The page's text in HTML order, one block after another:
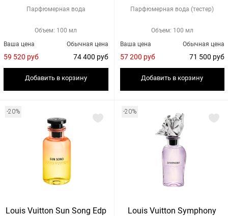
Парфюмерная вода
Объем: 100 мл
Обычная цена
74 400 руб
Ваша цена
59 520 руб
Добавить в корзину
Парфюмерная вода (тестер)
Объем: 100 мл
Обычная цена
71 500 руб
Ваша цена
57 200 руб
Добавить в корзину
-20%
Louis Vuitton Sun Song Edp
-20%
Louis Vuitton Symphony